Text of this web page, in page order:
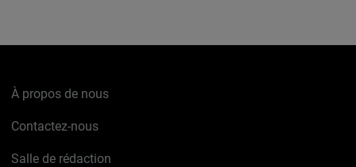
À propos de nous
Contactez-nous
Salle de rédaction